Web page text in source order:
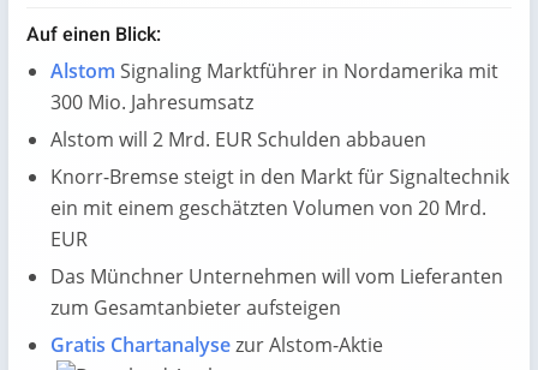
Auf einen Blick:
Alstom Signaling Marktführer in Nordamerika mit
300 Mio. Jahresumsatz
Alstom will 2 Mrd. EUR Schulden abbauen
Knorr-Bremse steigt in den Markt für Signaltechnik
ein mit einem geschätzten Volumen von 20 Mrd.
EUR
Das Münchner Unternehmen will vom Lieferanten
zum Gesamtanbieter aufsteigen
Gratis Chartanalysezur Alstom-Aktie